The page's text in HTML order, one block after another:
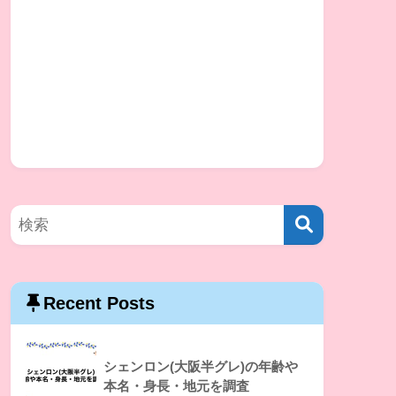
Recent Posts
シェンロン(大阪半グレ)の年齢や
本名・身長・地元を調査